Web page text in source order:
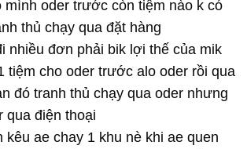
mình oder trước còn tiệm nào k có
thủ chạy qua đặt hàng
nhiều đơn phải bik lợi thế của mik
tiệm cho oder trước alo oder rồi qua
đó tranh thủ chạy qua oder nhưng
qua điện thoại
kêu ae chay 1 khu nè khi ae quen